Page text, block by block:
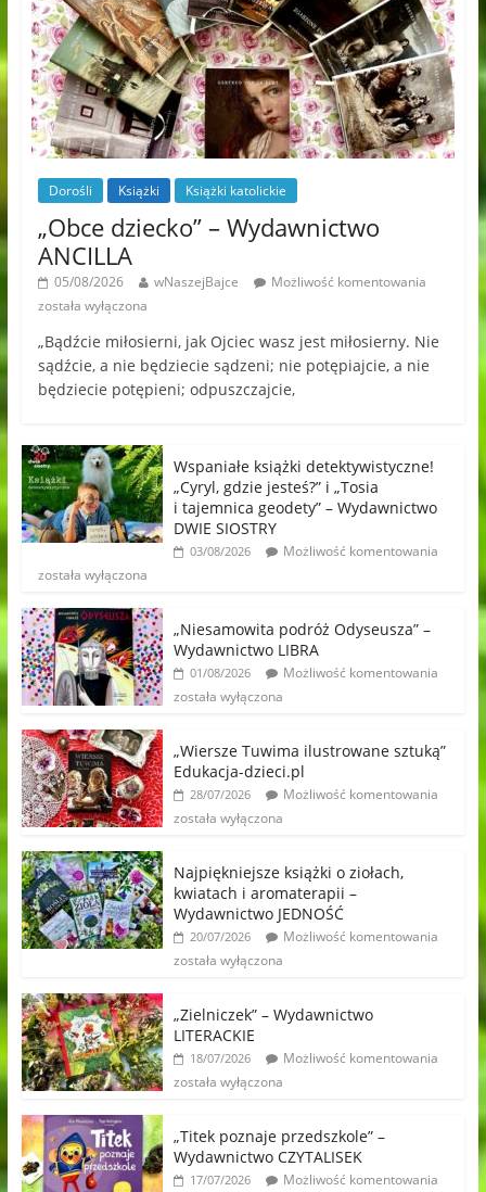
Dorośli Książki Książki katolickie
„Obce dziecko” – Wydawnictwo
ANCILLA
05/08/2026 wNaszejBajce
Możliwość komentowania
została wyłączona
„Bądźcie miłosierni, jak Ojciec wasz jest miłosierny. Nie
sądźcie, a nie będziecie sądzeni; nie potępiajcie, a nie
będziecie potępieni; odpuszczajcie,
Wspaniałe książki detektywistyczne!
„Cyryl, gdzie jesteś?” i „Tosia
i tajemnica geodety” – Wydawnictwo
DWIE SIOSTRY
03/08/2026
Możliwość komentowania
została wyłączona
„Niesamowita podróż Odyseusza” –
Wydawnictwo LIBRA
01/08/2026
Możliwość komentowania
została wyłączona
„Wiersze Tuwima ilustrowane sztuką”
Edukacja-dzieci.pl
28/07/2026
Możliwość komentowania
została wyłączona
Najpiękniejsze książki o ziołach,
kwiatach i aromaterapii –
Wydawnictwo JEDNOŚĆ
20/07/2026
Możliwość komentowania
została wyłączona
„Zielniczek” – Wydawnictwo
LITERACKIE
18/07/2026
Możliwość komentowania
została wyłączona
„Titek poznaje przedszkole” –
Wydawnictwo CZYTALISEK
17/07/2026
Możliwość komentowania